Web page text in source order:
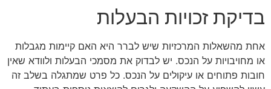
בדיקת זכויות הבעלות
אחת מהשאלות המרכזיות שיש לברר היא האם קיימות מגבלות
או מחויבויות על הנכס. יש לבדוק את מסמכי הבעלות ולוודא שאין
חובות פתוחים או עיקולים על הנכס. כל פרט שמתגלה בשלב זה